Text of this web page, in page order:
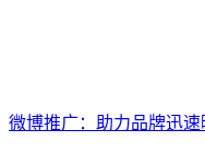
微博推广：助力品牌迅